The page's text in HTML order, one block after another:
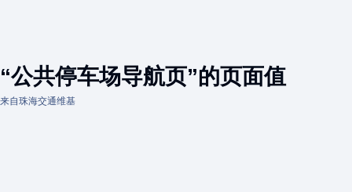
“公共停车场导航页”的页面值
来自珠海交通维基